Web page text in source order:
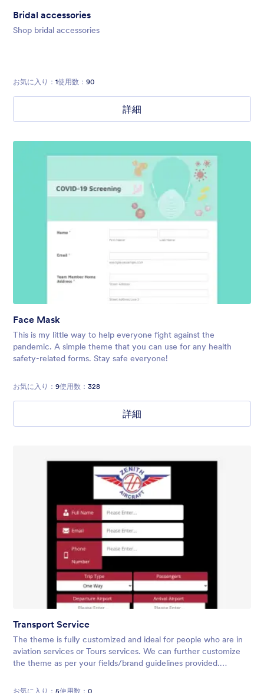
Bridal accessories
Shop bridal accessories
お気に入り： 1使用数： 90
詳細
Face Mask
This is my little way to help everyone fight against the
pandemic. A simple theme that you can use for any health
safety-related forms. Stay safe everyone!
お気に入り： 9使用数： 328
詳細
Transport Service
The theme is fully customized and ideal for people who are in
aviation services or Tours services. We can further customize
the theme as per your fields/brand guidelines provided.
ready to be us
お気に入り： 5使用数： 0